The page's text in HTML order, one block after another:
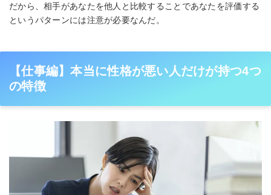
だから、相手があなたを他人と比較することであなたを評価する
というパターンには注意が必要なんだ。
【仕事編】本当に性格が悪い人だけが持つ4つ
の特徴